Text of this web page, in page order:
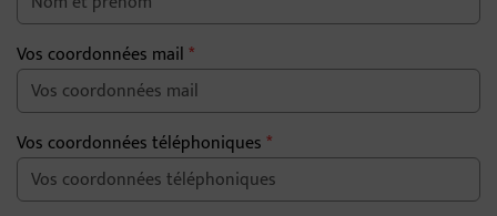
Vos coordonnées mail*
Vos coordonnées téléphoniques*